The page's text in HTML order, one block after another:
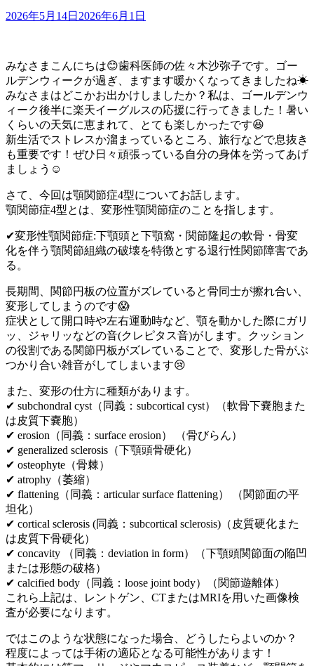
2026年5月14日 2026年6月1日
みなさまこんにちは😊歯科医師の佐々木沙弥子です。ゴー
ルデンウィークが過ぎ、ますます暖かくなってきましたね☀
みなさまはどこかお出かけしましたか？私は、ゴールデンウ
ィーク後半に楽天イーグルスの応援に行ってきました！暑い
くらいの天気に恵まれて、とても楽しかったです😆
新生活でストレスか溜まっているところ、旅行などで息抜き
も重要です！ぜひ日々頑張っている自分の身体を労ってあげ
ましょう☺️
さて、今回は顎関節症4型についてお話します。
顎関節症4型とは、変形性顎関節症のことを指します。
✔変形性顎関節症:下顎頭と下顎窩・関節隆起の軟骨・骨変
化を伴う顎関節組織の破壊を特徴とする退行性関節障害であ
る。
長期間、関節円板の位置がズレていると骨同士が擦れ合い、
変形してしまうのです😱
症状として開口時や左右運動時など、顎を動かした際にガリ
ッ、ジャリッなどの音(クレピタス音)がします。クッション
の役割である関節円板がズレていることで、変形した骨がぶ
つかり合い雑音がしてしまいます😢
また、変形の仕方に種類があります。
✔︎ subchondral cyst（同義：subcortical cyst）（軟骨下嚢胞また
は皮質下嚢胞）
✔︎ erosion（同義：surface erosion） （骨びらん）
✔︎ generalized sclerosis（下顎頭骨硬化）
✔︎ osteophyte（骨棘）
✔︎ atrophy（萎縮）
✔︎ flattening（同義：articular surface flattening） （関節面の平
坦化）
✔︎ cortical sclerosis (同義：subcortical sclerosis)（皮質硬化また
は皮質下骨硬化）
✔︎ concavity （同義：deviation in form）（下顎頭関節面の陥凹
または形態の破格）
✔︎ calcified body（同義：loose joint body）（関節遊離体）
これら上記は、レントゲン、CTまたはMRIを用いた画像検
査が必要になります。
ではこのような状態になった場合、どうしたらよいのか？
程度によっては手術の適応となる可能性があります！